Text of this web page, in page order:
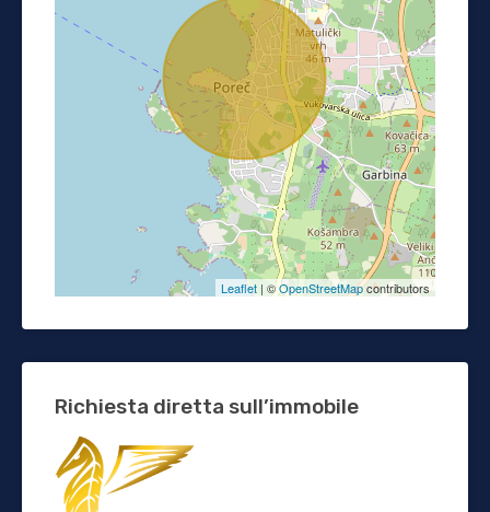
Leaflet | ©OpenStreetMapcontributors
Richiesta diretta sull’immobile